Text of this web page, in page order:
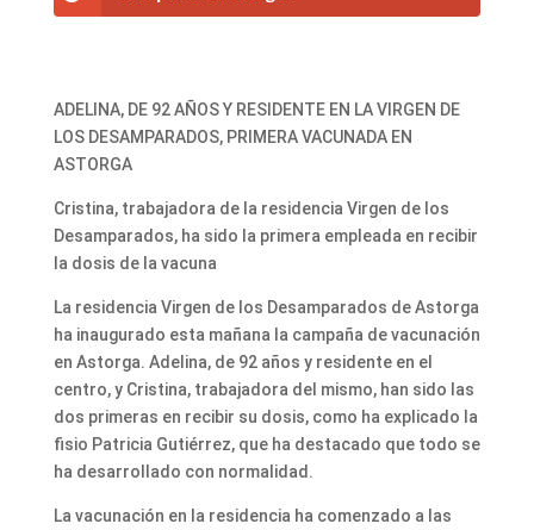
ADELINA, DE 92 AÑOS Y RESIDENTE EN LA VIRGEN DE
LOS DESAMPARADOS, PRIMERA VACUNADA EN
ASTORGA
Cristina, trabajadora de la residencia Virgen de los
Desamparados, ha sido la primera empleada en recibir
la dosis de la vacuna
La residencia Virgen de los Desamparados de Astorga
ha inaugurado esta mañana la campaña de vacunación
en Astorga. Adelina, de 92 años y residente en el
centro, y Cristina, trabajadora del mismo, han sido las
dos primeras en recibir su dosis, como ha explicado la
fisio Patricia Gutiérrez, que ha destacado que todo se
ha desarrollado con normalidad.
La vacunación en la residencia ha comenzado a las